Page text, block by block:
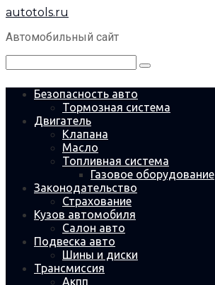
Перейти
контенту
autotols.ru
Автомобильный сайт
Безопасность авто
Тормозная система
Двигатель
Клапана
Масло
Топливная система
Газовое оборудование
Законодательство
Страхование
Кузов автомобиля
Салон авто
Подвеска авто
Шины и диски
Трансмиссия
Акпп